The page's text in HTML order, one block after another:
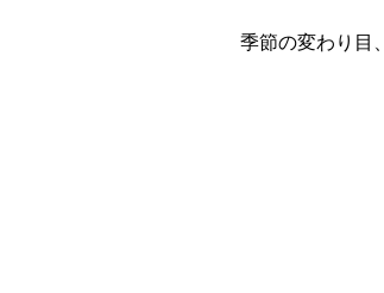
季節の変わり目